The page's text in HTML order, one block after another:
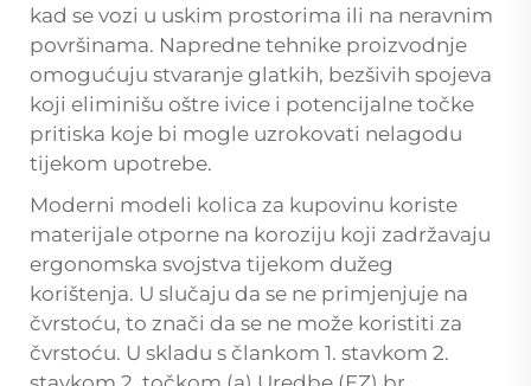
kad se vozi u uskim prostorima ili na neravnim
površinama. Napredne tehnike proizvodnje
omogućuju stvaranje glatkih, bezšivih spojeva
koji eliminišu oštre ivice i potencijalne točke
pritiska koje bi mogle uzrokovati nelagodu
tijekom upotrebe.
Moderni modeli kolica za kupovinu koriste
materijale otporne na koroziju koji zadržavaju
ergonomska svojstva tijekom dužeg
korištenja. U slučaju da se ne primjenjuje na
čvrstoću, to znači da se ne može koristiti za
čvrstoću. U skladu s člankom 1. stavkom 2.